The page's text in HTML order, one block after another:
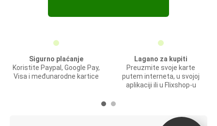
Sigurno plaćanje
Koristite Paypal, Google Pay,
Visa i međunarodne kartice
Lagano za kupiti
Preuzmite svoje karte
putem interneta, u svojoj
aplikaciji ili u Flixshop-u